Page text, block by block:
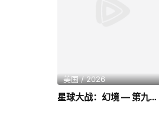
美国 / 2026
星球大战：幻境 — 第九个绝地武士